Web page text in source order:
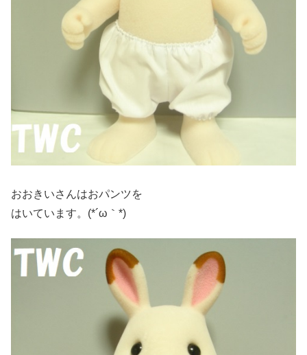
おおきいさんはおパンツを
はいています。(*´ω｀*)